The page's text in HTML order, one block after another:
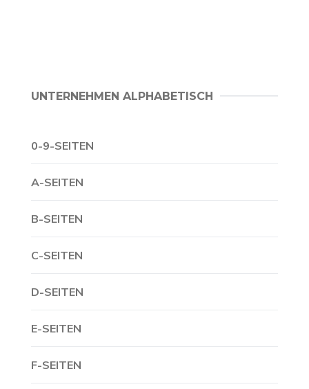
UNTERNEHMEN ALPHABETISCH
0-9-SEITEN
A-SEITEN
B-SEITEN
C-SEITEN
D-SEITEN
E-SEITEN
F-SEITEN